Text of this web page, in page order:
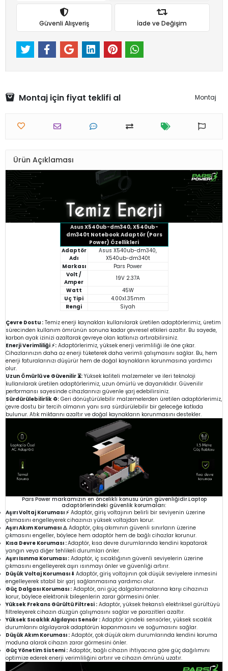
Güvenli Alışveriş İade ve Değişim
Montaj için fiyat teklifi al Montaj
Ürün Açıklaması
Asus X540ub-dm340, X540ub-
dm340t Notebook Adaptör (Pars
Power) Özellikleri
Adaptör
Adı
Asus X540ub-dm340,
X540ub-dm340t
Markası
Pars Power
Volt /
Amper
19V 2.37A
Watt
45W
Uç Tipi
4.00x1.35mm
Rengi
Siyah
Çevre Dostu : Temiz enerji kaynakları kullanılarak üretilen adaptörlerimiz, üretim
sürecinden kullanım ömrünün sonuna kadar çevresel etkileri azaltır. Bu sayede,
karbon ayak izinizi azaltarak çevreye olan katkınızı artırabilirsiniz.
Enerji Verimliliği ⚡: Adaptörlerimiz, yüksek enerji verimliliği ile öne çıkar.
Cihazlarınızın daha az enerji tüketerek daha verimli çalışmasını sağlar. Bu, hem
enerji faturalarınızı düşürür hem de doğal kaynakların korunmasına yardımcı
olur.
Uzun Ömürlü ve Güvenilir ⏳: Yüksek kaliteli malzemeler ve ileri teknoloji
kullanılarak üretilen adaptörlerimiz, uzun ömürlü ve dayanıklıdır. Güvenilir
performansı sayesinde cihazlarınızı güvenle şarj edebilirsiniz.
Sürdürülebilirlik ♻️: Geri dönüştürülebilir malzemelerden üretilen adaptörlerimiz,
çevre dostu bir tercih olmanın yanı sıra sürdürülebilir bir geleceğe katkıda
bulunur. Atık miktarını azaltır ve doğal kaynakların korunmasını destekler.
Pars Power markamızın en öncelikli konusu ürün güvenliğidir.Laptop
adaptörlerindeki güvenlik korumaları:
Aşırı Voltaj Koruması ⚡ Adaptör, giriş voltajının belirli bir seviyenin üzerine
çıkmasını engelleyerek cihazınızı yüksek voltajdan korur.
Aşırı Akım Koruması ⚠️Adaptör, çıkış akımının güvenli sınırların üzerine
çıkmasını engeller, böylece hem adaptör hem de bağlı cihazlar korunur.
Kısa Devre Koruması :Adaptör, kısa devre durumlarında kendini kapatarak
yangın veya diğer tehlikeli durumları önler.
Aşırı Isınma Koruması : Adaptör, iç sıcaklığının güvenli seviyelerin üzerine
çıkmasını engelleyerek aşırı ısınmayı önler ve güvenliği artırır.
Düşük Voltaj Koruması ⬇️ Adaptör, giriş voltajının çok düşük seviyelere inmesini
engelleyerek stabil bir şarj sağlanmasına yardımcı olur.
Güç Dalgası Koruması : Adaptör, ani güç dalgalanmalarına karşı cihazınızı
korur, böylece elektronik bileşenlerin zarar görmesini önler.
Yüksek Frekans Gürültü Filtresi : Adaptör, yüksek frekanslı elektriksel gürültüyü
filtreleyerek cihazın düzgün çalışmasını sağlar ve parazitleri azaltır.
Yüksek Sıcaklık Algılayıcı Sensör : Adaptör içindeki sensörler, yüksek sıcaklık
durumlarını algılayarak adaptörün kapanmasını ve soğumasını sağlar.
Düşük Akım Koruması : Adaptör, çok düşük akım durumlarında kendini koruma
moduna alarak cihazın zarar görmesini önler.
Güç Yönetim Sistemi : Adaptör, bağlı cihazın ihtiyacına göre güç dağılımını
optimize ederek enerji verimliliğini artırır ve cihazın ömrünü uzatır.